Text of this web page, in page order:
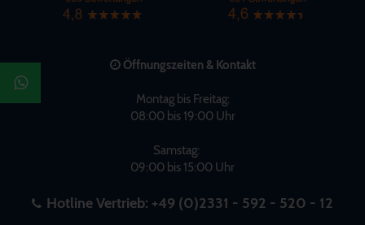
Öffnungszeiten & Kontakt
Montag bis Freitag:
08:00 bis 19:00 Uhr
Samstag:
09:00 bis 15:00 Uhr
Hotline Vertrieb: +49 (0)2331 - 592 - 520 - 12